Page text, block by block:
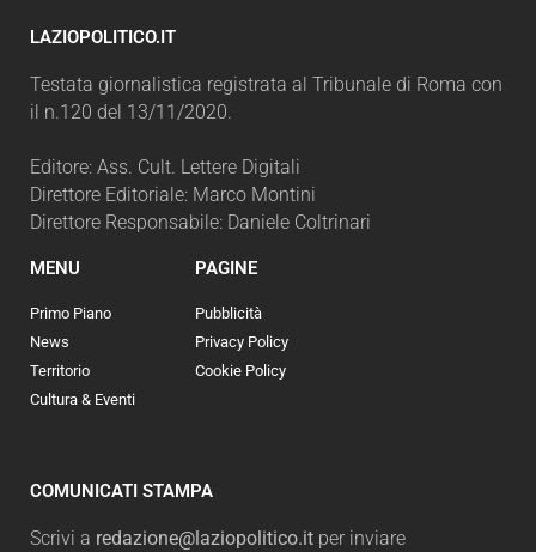
LAZIOPOLITICO.IT
Testata giornalistica registrata al Tribunale di Roma con
il n.120 del 13/11/2020.
Editore: Ass. Cult. Lettere Digitali
Direttore Editoriale: Marco Montini
Direttore Responsabile: Daniele Coltrinari
MENU
Primo Piano
News
Territorio
Cultura & Eventi
PAGINE
Pubblicità
Privacy Policy
Cookie Policy
COMUNICATI STAMPA
Scrivi a redazione@laziopolitico.it per inviare